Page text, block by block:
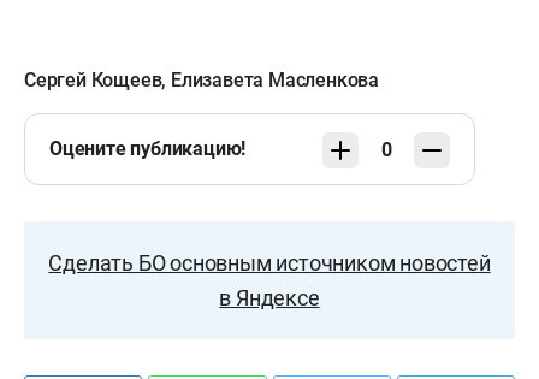
Сергей Кощеев, Елизавета Масленкова
Оцените публикацию! 0
Сделать БО основным источником новостей
в Яндексе